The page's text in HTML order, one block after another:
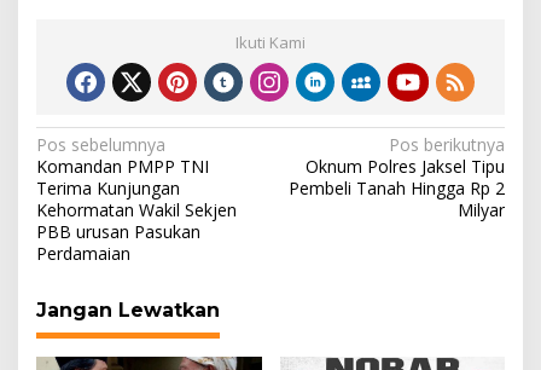
Ikuti Kami
Navigasi
pos
Pos sebelumnya
Komandan PMPP TNI
Terima Kunjungan
Kehormatan Wakil Sekjen
PBB urusan Pasukan
Perdamaian
Pos berikutnya
Oknum Polres Jaksel Tipu
Pembeli Tanah Hingga Rp 2
Milyar
Jangan Lewatkan